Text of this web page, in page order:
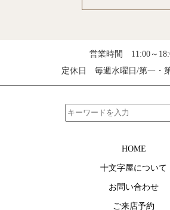
営業時間 11:00～
定休日 毎週水曜日/第一・
HOME
十文字屋について
お問い合わせ
ご来店予約